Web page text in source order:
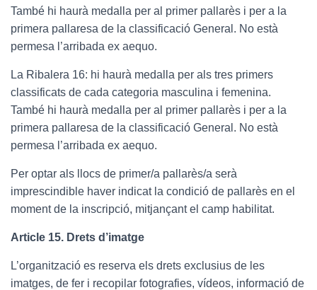
També hi haurà medalla per al primer pallarès i per a la
primera pallaresa de la classificació General. No està
permesa l’arribada ex aequo.
La Ribalera 16: hi haurà medalla per als tres primers
classificats de cada categoria masculina i femenina.
També hi haurà medalla per al primer pallarès i per a la
primera pallaresa de la classificació General. No està
permesa l’arribada ex aequo.
Per optar als llocs de primer/a pallarès/a serà
imprescindible haver indicat la condició de pallarès en el
moment de la inscripció, mitjançant el camp habilitat.
Article 15. Drets d’imatge
L’organització es reserva els drets exclusius de les
imatges, de fer i recopilar fotografies, vídeos, informació de